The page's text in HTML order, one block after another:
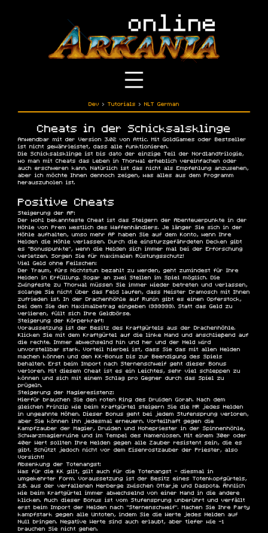
Dev › Tutorials › NLT German
Cheats in der Schicksalsklinge
Anwendbar mit der Version 3.02 von Attic. Mit GoldGames oder Bestseller
ist nicht gewährleistet, dass alle funktionieren.
Die Schicksalsklinge ist bis dato der einzige Teil der Nordlandtrilogie,
wo man mit Cheats das Leben in Thorwal erheblich vereinfachen oder
auch erschweren kann. Natürlich ist das nicht als Empfehlung anzusehen,
aber ich möchte Ihnen dennoch zeigen, was alles aus dem Programm
herauszuholen ist.
Positive Cheats
Steigerung der AP:
Der wohl bekannteste Cheat ist das Steigern der Abenteuerpunkte in der
Höhle von Prem westlich des Waffenhändlers. Je länger Sie sich in der
Höhle aufhalten, umso mehr AP haben Sie auf dem Konto, wenn Ihre
Helden die Höhle verlassen. Durch die einsturzgefährdeten Decken gibt
es "Bonuspunkte", wenn die Helden sich immer mal bei der Erforschung
verletzen. Sorgen Sie für maximalen Rüstungsschutz!
Viel Geld ohne Feilschen:
Der Traum, fürs Nichtstun bezahlt zu werden, geht zumindest für Ihre
Helden in Erfüllung. Sogar an zwei Stellen im Spiel möglich. Die
Zwingfeste zu Thorwal müssen Sie immer wieder betreten und verlassen,
solange Sie nicht über das Feld laufen, dass Meister Dramosch mit Ihnen
zufrieden ist. In der Drachenhöhle auf Runin gibt es einen Opferstock,
bei dem Sie den Maximalbetrag eingeben (999999). Statt das Geld zu
verlieren, füllt sich Ihre Geldbörse.
Steigerung der Körperkraft:
Voraussetzung ist der Besitz des Kraftgürtels aus der Drachenhöhle.
Klicken Sie mit dem Kraftgürtel auf die linke Hand und anschließend auf
die rechte. Immer abwechselnd hin und her und der Held wird
unvorstellbar stark. Vorteil hierbei ist, dass Sie das mit allen Helden
machen können und den KK-Bonus bis zur Beendigung des Spiels
behalten. Erst beim Import nach Sternenschweif geht dieser Bonus
verloren. Mit diesem Cheat ist es ein Leichtes, sehr viel schleppen zu
können und sich mit einem Schlag pro Gegner durch das Spiel zu
prügeln.
Steigerung der Magieresistenz:
Hierfür brauchen Sie den roten Ring des Druiden Gorah. Nach dem
gleichen Prinzip wie beim Kraftgürtel steigern Sie die MR jedes Helden
in ungeahnte Höhen. Dieser Bonus geht bei jedem Stufensprung verloren,
aber Sie können ihn jedesmal erneuern. Vorteilhaft gegen die
Kampfzauber der Magier, Druiden und Hohepriester in der Spinnenhöhle,
Schwarzmagierruine und im Tempel des Namenlosen. Mit einem 30er oder
40er Wert sollten Ihre Helden gegen alle Zauber resistent sein, die es
gibt. Schützt jedoch nicht vor dem Eisenrostzauber der Priester, also
Vorsicht!
Absenkung der Totenangst:
Was für die KK gilt, gilt auch für die Totenangst - diesmal in
umgekehrter Form. Voraussetzung ist der Besitz eines Totenkopfgürtels,
z.B. aus der verfallenen Herberge zwischen Ottarje und Daspota. Ähnlich
wie beim Kraftgürtel immer abwechselnd von einer Hand in die andere
klicken. Auch dieser Bonus ist vom Stufensprung unberührt und verfällt
erst beim Import der Helden nach "Sternenschweif". Machen Sie Ihre Party
kampfstark gegen alle Untoten, indem Sie die Werte jedes Helden auf
Null bringen. Negative Werte sind auch erlaubt, aber tiefer wie -1
brauchen Sie nicht gehen.